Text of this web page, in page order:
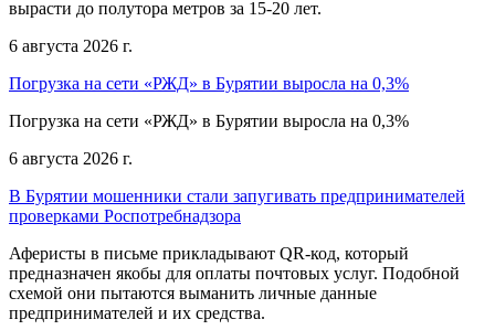
вырасти до полутора метров за 15-20 лет.
6 августа 2026 г.
Погрузка на сети «РЖД» в Бурятии выросла на 0,3%
Погрузка на сети «РЖД» в Бурятии выросла на 0,3%
6 августа 2026 г.
В Бурятии мошенники стали запугивать предпринимателей
проверками Роспотребнадзора
Аферисты в письме прикладывают QR-код, который
предназначен якобы для оплаты почтовых услуг. Подобной
схемой они пытаются выманить личные данные
предпринимателей и их средства.